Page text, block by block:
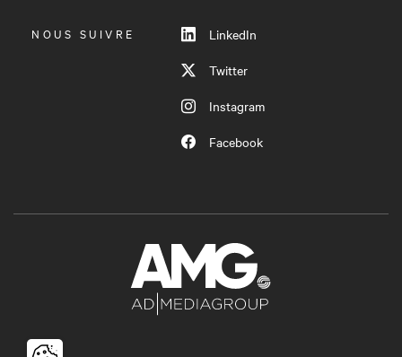
NOUS SUIVRE
LinkedIn
Twitter
Instagram
Facebook